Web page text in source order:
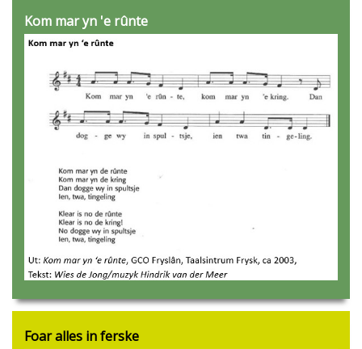
Kom mar yn 'e rûnte
Foar alles in ferske